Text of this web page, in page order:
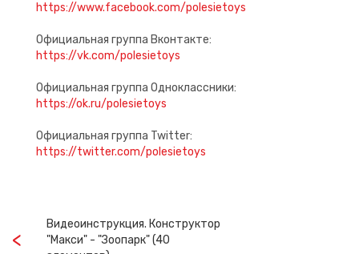
https://www.facebook.com/polesietoys
Официальная группа Вконтакте:
https://vk.com/polesietoys
Официальная группа Одноклассники:
https://ok.ru/polesietoys
Официальная группа Twitter:
https://twitter.com/polesietoys
Видеоинструкция. Конструктор
"Макси" - "Зоопарк" (40